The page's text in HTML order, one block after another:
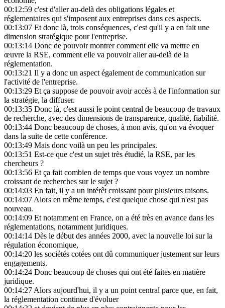
00:12:59 c'est d'aller au-delà des obligations légales et
réglementaires qui s'imposent aux entreprises dans ces aspects.
00:13:07 Et donc là, trois conséquences, c'est qu'il y a en fait une
dimension stratégique pour l'entreprise.
00:13:14 Donc de pouvoir montrer comment elle va mettre en
œuvre la RSE, comment elle va pouvoir aller au-delà de la
réglementation.
00:13:21 Il y a donc un aspect également de communication sur
l'activité de l'entreprise.
00:13:29 Et ça suppose de pouvoir avoir accès à de l'information sur
la stratégie, la diffuser.
00:13:35 Donc là, c'est aussi le point central de beaucoup de travaux
de recherche, avec des dimensions de transparence, qualité, fiabilité.
00:13:44 Donc beaucoup de choses, à mon avis, qu'on va évoquer
dans la suite de cette conférence.
00:13:49 Mais donc voilà un peu les principales.
00:13:51 Est-ce que c'est un sujet très étudié, la RSE, par les
chercheurs ?
00:13:56 Et ça fait combien de temps que vous voyez un nombre
croissant de recherches sur le sujet ?
00:14:03 En fait, il y a un intérêt croissant pour plusieurs raisons.
00:14:07Alors en même temps, c'est quelque chose qui n'est pas
nouveau.
00:14:09 Et notamment en France, on a été très en avance dans les
réglementations, notamment juridiques.
00:14:14 Dès le début des années 2000, avec la nouvelle loi sur la
régulation économique,
00:14:20 les sociétés cotées ont dû communiquer justement sur leurs
engagements.
00:14:24 Donc beaucoup de choses qui ont été faites en matière
juridique.
00:14:27Alors aujourd'hui, il y a un point central parce que, en fait,
la réglementation continue d'évoluer